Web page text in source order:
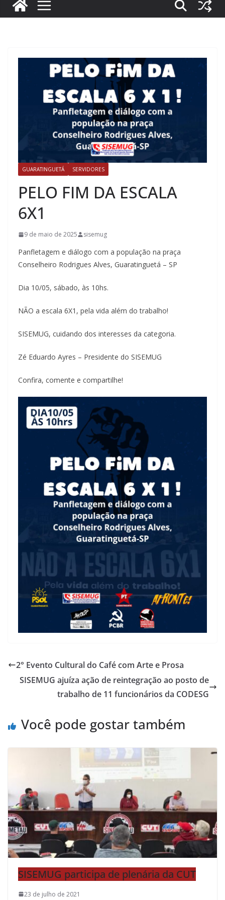
GUARATINGUETÁ SERVIDORES
PELO FIM DA ESCALA
6X1
9 de maio de 2025 sisemug
Panfletagem e diálogo com a população na praça
Conselheiro Rodrigues Alves, Guaratinguetá – SP
Dia 10/05, sábado, às 10hs.
NÃO a escala 6X1, pela vida além do trabalho!
SISEMUG, cuidando dos interesses da categoria.
Zé Eduardo Ayres – Presidente do SISEMUG
Confira, comente e compartilhe!
2° Evento Cultural do Café com Arte e Prosa
SISEMUG ajuíza ação de reintegração ao posto de
trabalho de 11 funcionários da CODESG
Você pode gostar também
SISEMUG participa de plenária da CUT
23 de julho de 2021